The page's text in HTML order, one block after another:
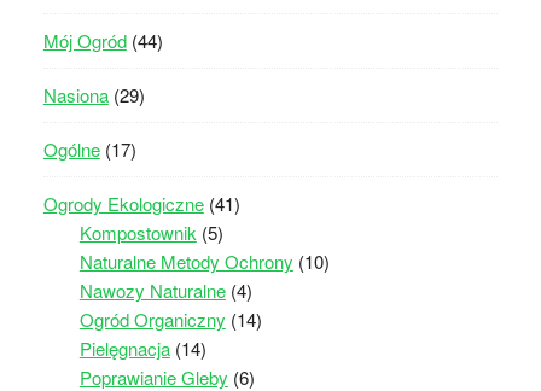
Mój Ogród(44)
Nasiona(29)
Ogólne(17)
Ogrody Ekologiczne(41)
Kompostownik (5)
Naturalne Metody Ochrony (10)
Nawozy Naturalne(4)
Ogród Organiczny (14)
Pielęgnacja(14)
Poprawianie Gleby (6)